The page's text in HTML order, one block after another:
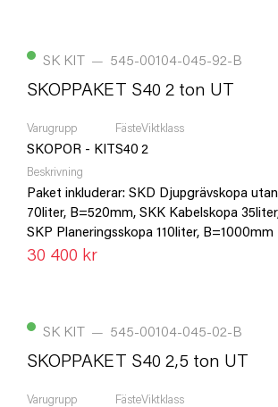
SK KIT — 545-00104-045-92-B
SKOPPAKET S40 2 ton UT
Varugrupp
SKOPOR - KIT
Fäste
S40
Viktklass
2
Beskrivning
Paket inkluderar: SKD Djupgrävskopa
70liter, B=520mm, SKK Kabelskopa
SKP Planeringsskopa 110liter, B=1000mm
30 400 kr
SK KIT — 545-00104-045-02-B
SKOPPAKET S40 2,5 ton UT
Varugrupp FästeViktklass